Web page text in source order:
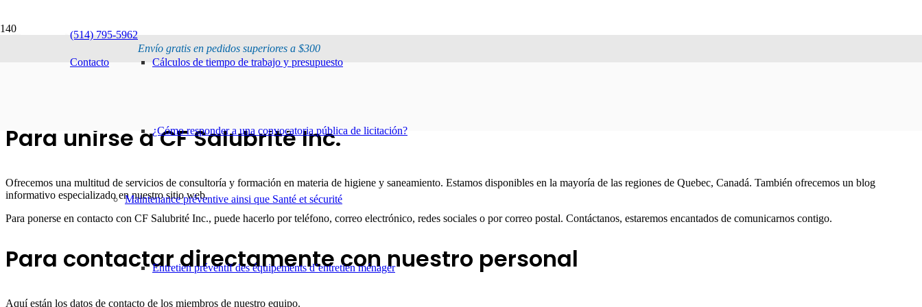
(514) 795-5962
Contacto
Envío gratis en pedidos superiores a $300
Cálculos de tiempo de trabajo y presupuesto
¿Cómo responder a una convocatoria pública de licitación?
Maintenance préventive ainsi que Santé et sécurité
Entretien préventif des équipements d’entretien ménager
Contáctenos
Para unirse a CF Salubrité Inc.
Ofrecemos una multitud de servicios de consultoría y formación en materia de higiene y saneamiento. Estamos disponibles en la mayoría de las regiones de Quebec, Canadá. También ofrecemos un blog
informativo especializado en nuestro sitio web.
Para ponerse en contacto con CF Salubrité Inc., puede hacerlo por teléfono, correo electrónico, redes sociales o por correo postal. Contáctanos, estaremos encantados de comunicarnos contigo.
Para contactar directamente con nuestro personal
Aquí están los datos de contacto de los miembros de nuestro equipo.